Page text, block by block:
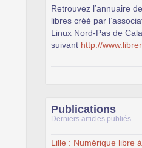
Retrouvez l’annuaire
libres créé par
Linux Nord-Pas de
suivant http://
Publications
Derniers articles publiés
Lille : Numérique libre